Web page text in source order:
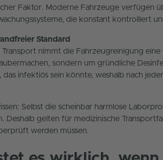
Faktor. Moderne Fahrzeuge verfügen
die konstant kontrolliert
Standard
Transport nimmt die Fahrzeugreinigung
sondern um gründliche
infektiös sein könnte, weshalb nach
Selbst die scheinbar harmlose
Deshalb gelten für medizinische
werden müssen.